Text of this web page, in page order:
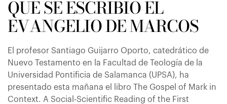
QUE SE ESCRIBIÓ EL
EVANGELIO DE MARCOS
El profesor Santiago Guijarro Oporto, catedrático de
Nuevo Testamento en la Facultad de Teología de la
Universidad Pontificia de Salamanca (UPSA), ha
presentado esta mañana el libro The Gospel of Mark in
Context. A Social-Scientific Reading of the First